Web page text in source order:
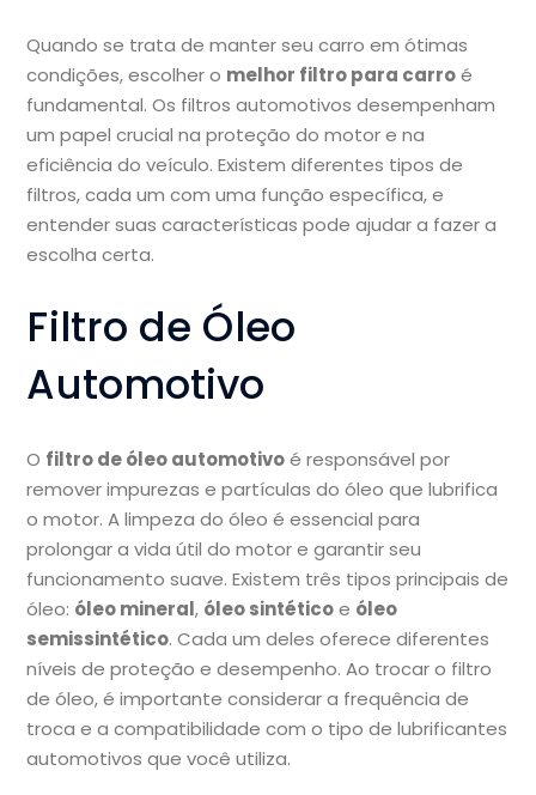
Quando se trata de manter seu carro em ótimas
condições, escolher o melhor filtro para carroé
fundamental. Os filtros automotivos desempenham
um papel crucial na proteção do motor e na
eficiência do veículo. Existem diferentes tipos de
filtros, cada um com uma função específica, e
entender suas características pode ajudar a fazer a
escolha certa.
Filtro de Óleo
Automotivo
O filtro de óleo automotivoé responsável por
remover impurezas e partículas do óleo que lubrifica
o motor. A limpeza do óleo é essencial para
prolongar a vida útil do motor e garantir seu
funcionamento suave. Existem três tipos principais de
óleo: óleo mineral, óleo sintéticoe óleo
semissintético. Cada um deles oferece diferentes
níveis de proteção e desempenho. Ao trocar o filtro
de óleo, é importante considerar a frequência de
troca e a compatibilidade com o tipo de lubrificantes
automotivos que você utiliza.